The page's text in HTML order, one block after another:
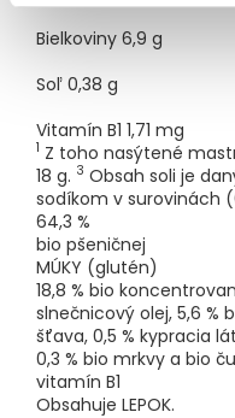
Bielkoviny 6,9 g
Soľ 0,38 g
Vitamín B1 1,71 mg
1 Z toho nasýtené
18 g. 3 Obsah soli je
sodíkom v surovinách
64,3 %
bio pšeničnej
MÚKY (glutén)
18,8 % bio
slnečnicový olej, 5,6 %
šťava, 0,5 % kypracia
0,3 % bio mrkvy a bio
vitamín B1
Obsahuje LEPOK.